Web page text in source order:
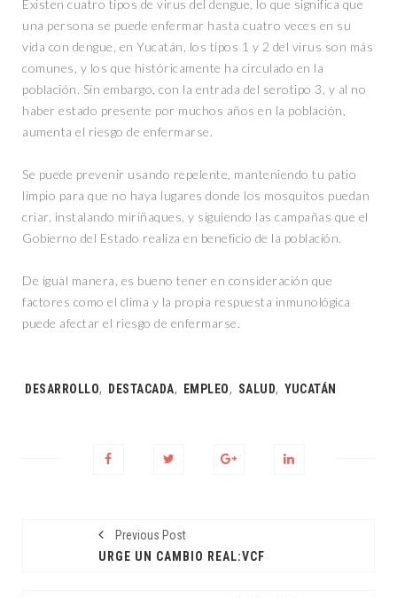
Existen cuatro tipos de virus del dengue, lo que significa que
una persona se puede enfermar hasta cuatro veces en su
vida con dengue, en Yucatán, los tipos 1 y 2 del virus son más
comunes, y los que históricamente ha circulado en la
población. Sin embargo, con la entrada del serotipo 3, y al no
haber estado presente por muchos años en la población,
aumenta el riesgo de enfermarse.
Se puede prevenir usando repelente, manteniendo tu patio
limpio para que no haya lugares donde los mosquitos puedan
criar, instalando miriñaques, y siguiendo las campañas que el
Gobierno del Estado realiza en beneficio de la población.
De igual manera, es bueno tener en consideración que
factores como el clima y la propia respuesta inmunológica
puede afectar el riesgo de enfermarse.
Tags:
DESARROLLO, DESTACADA, EMPLEO, SALUD, YUCATÁN
Previous Post
URGE UN CAMBIO REAL:VCF